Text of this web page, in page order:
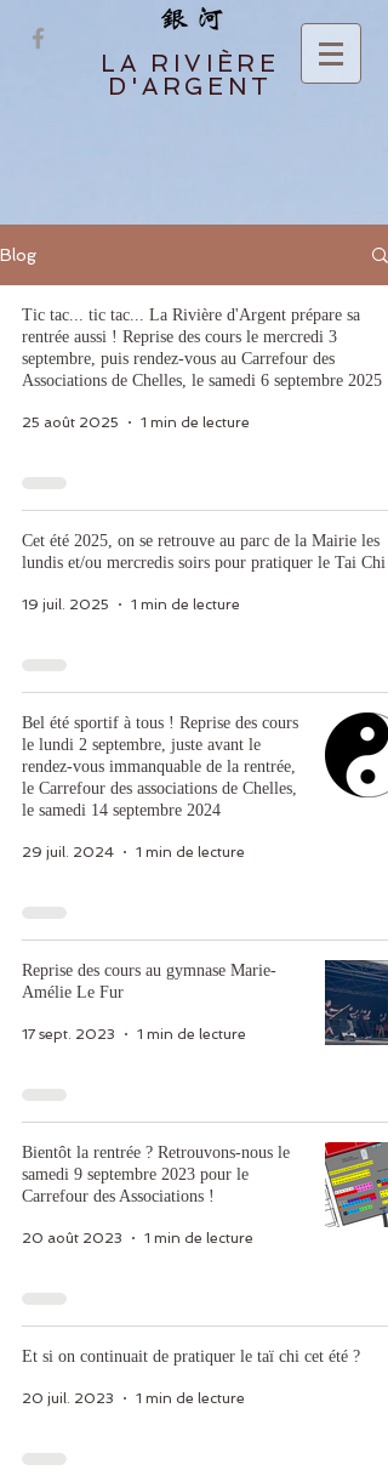
LA RIVIÈRE
D'ARGENT
Blog
Tic tac... tic tac... La Rivière d'Argent prépare sa
rentrée aussi ! Reprise des cours le mercredi 3
septembre, puis rendez-vous au Carrefour des
Associations de Chelles, le samedi 6 septembre 2025
25 août 2025 1 min de lecture
Cet été 2025, on se retrouve au parc de la Mairie les
lundis et/ou mercredis soirs pour pratiquer le Tai Chi
19 juil. 2025 1 min de lecture
Bel été sportif à tous ! Reprise des cours
le lundi 2 septembre, juste avant le
rendez-vous immanquable de la rentrée,
le Carrefour des associations de Chelles,
le samedi 14 septembre 2024
29 juil. 2024 1 min de lecture
Reprise des cours au gymnase Marie-
Amélie Le Fur
17 sept. 2023 1 min de lecture
Bientôt la rentrée ? Retrouvons-nous le
samedi 9 septembre 2023 pour le
Carrefour des Associations !
20 août 2023 1 min de lecture
Et si on continuait de pratiquer le taï chi cet été ?
20 juil. 2023 1 min de lecture